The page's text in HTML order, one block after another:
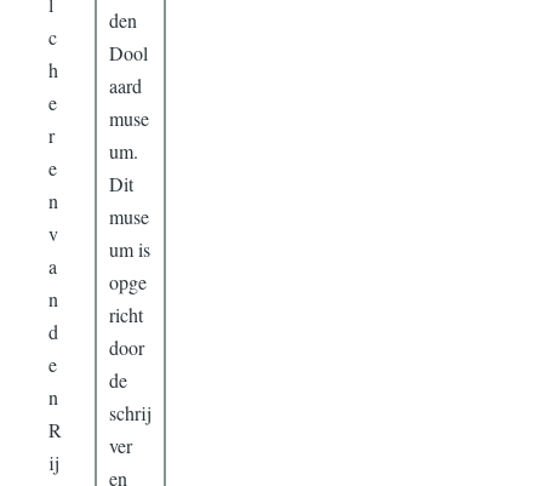
c
h
e
r
e
n
v
a
n
d
e
n
R
ij
den
Dool
aard
muse
um.
Dit
muse
um is
opge
richt
door
de
schrij
ver
en